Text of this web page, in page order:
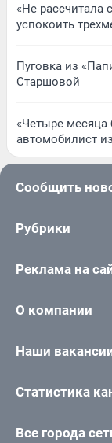
«Не рассчитала
успокоить
Пуговка из
Старшовой
«Четыре
автомобилист
Сообщить
Рубрики
Реклама на
О компании
Наши
Статистика
Все города